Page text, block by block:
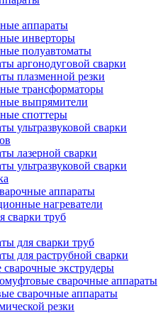
аппараты
инверторы
полуавтоматы
аргонодуговой сварки
плазменной резки
трансформаторы
выпрямители
споттеры
ультразвуковой сварки
лазерной сварки
ультразвуковой сварки
аппараты
нагреватели
сварки труб
для сварки труб
для раструбной сварки
экструдеры
сварочные аппараты
сварочные аппараты
резки